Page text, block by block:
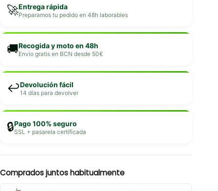
🚀Entrega rápida
Preparamos tu pedido en 48h laborables
🚚Recogida y moto en 48h
Envío gratis en BCN desde 50€
↩️Devolución fácil
14 días para devolver
🔒Pago 100% seguro
SSL + pasarela certificada
Comprados juntos habitualmente